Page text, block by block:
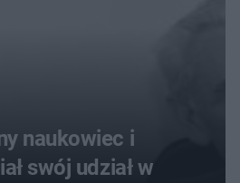
naukowiec i
swój udział w